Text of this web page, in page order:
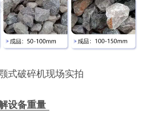
式破碎机现场实拍
设备重量